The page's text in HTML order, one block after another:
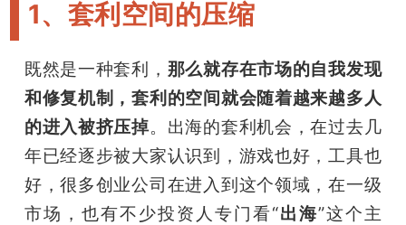
1、套利空间的压缩
既然是一种套利， 那么就存在市场的自我发现
和修复机制，套利的空间就会随着越来越多人
的进入被挤压掉。出海的套利机会，在过去几
年已经逐步被大家认识到，游戏也好，工具也
好，很多创业公司在进入到这个领域，在一级
市场，也有不少投资人专门看“出海”这个主